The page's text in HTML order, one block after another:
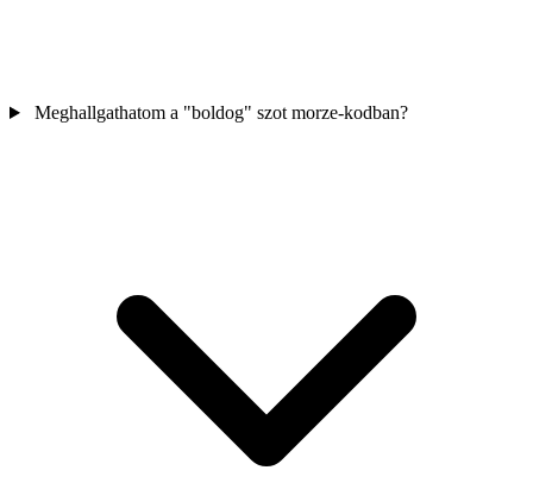
Meghallgathatom a "boldog" szot morze-kodban?